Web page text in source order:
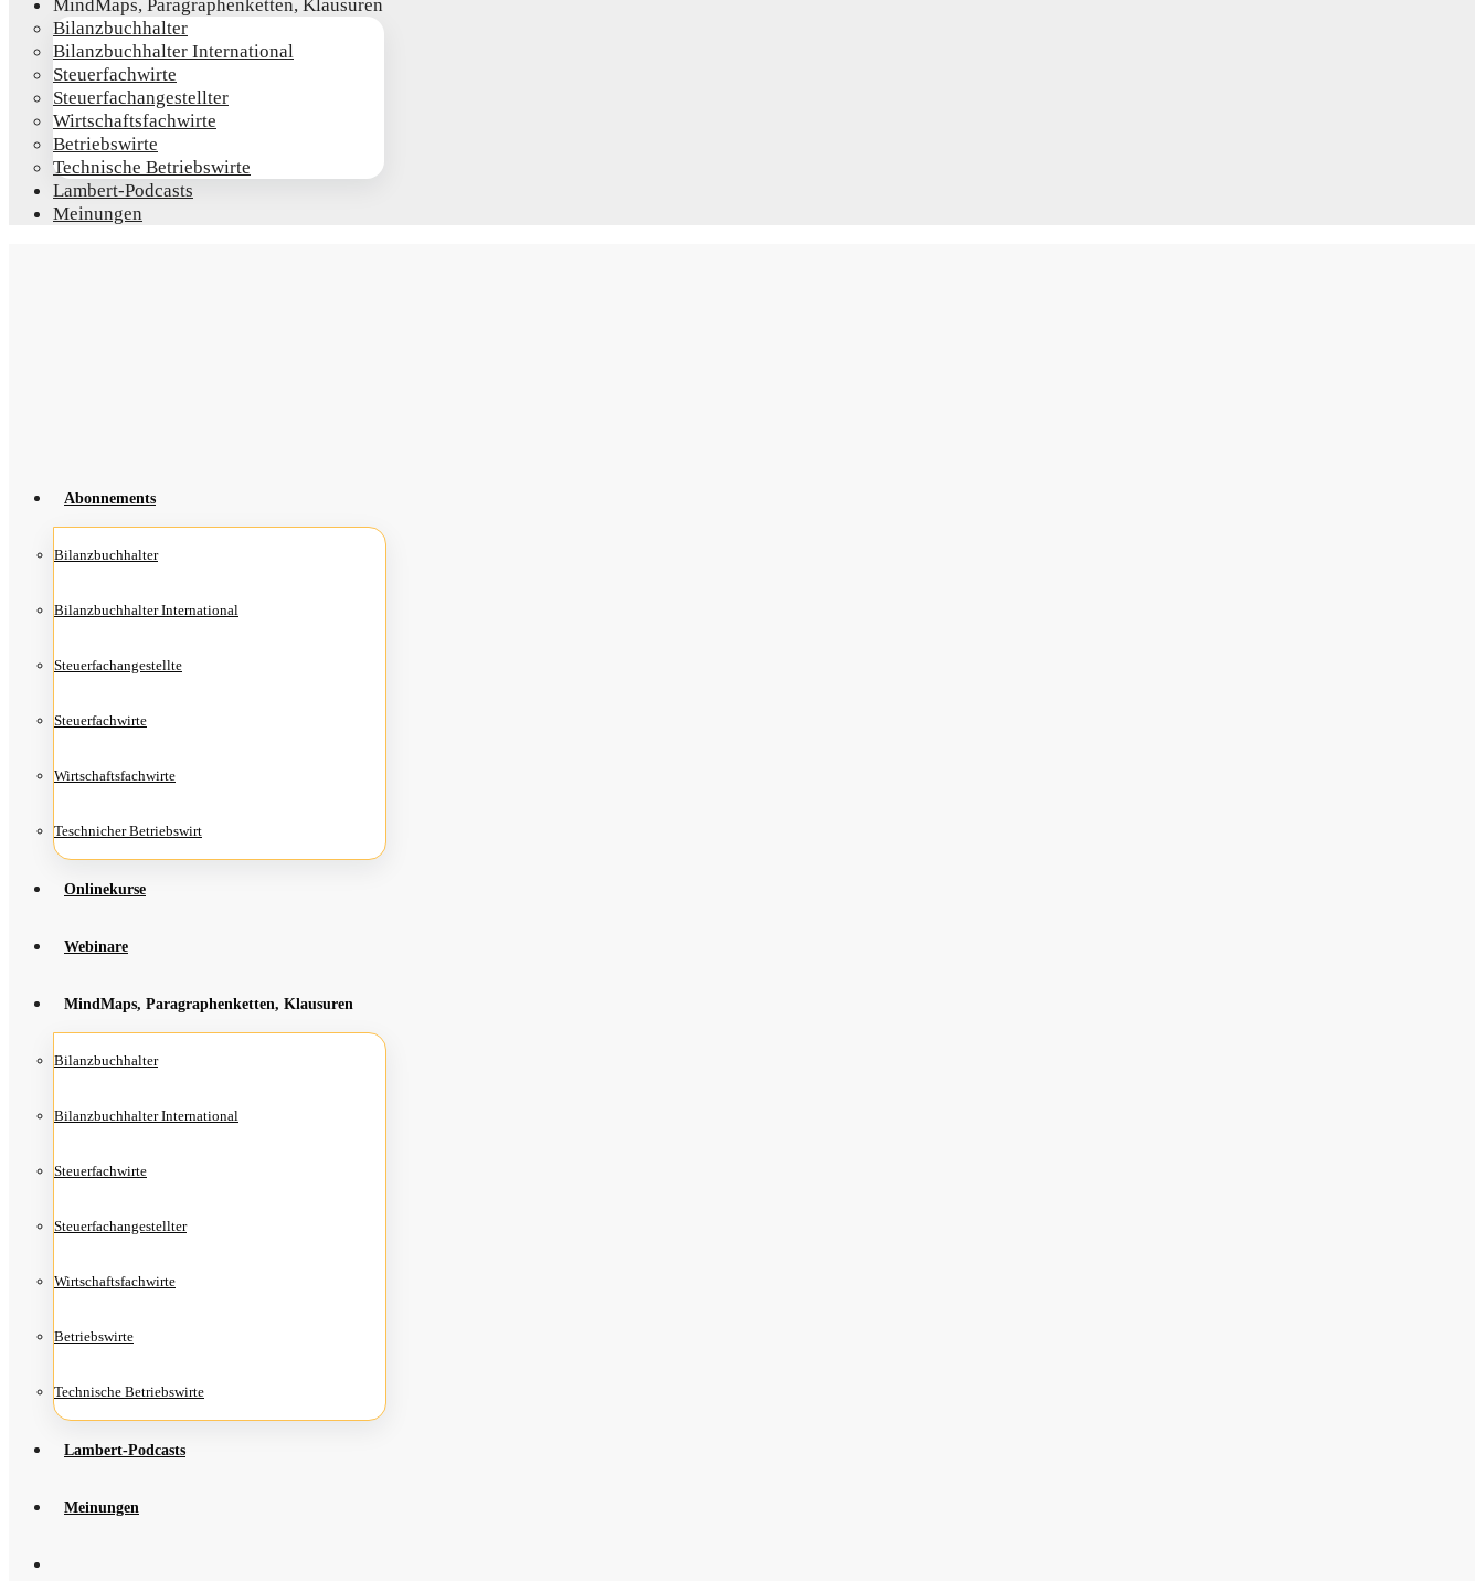
Mind­Maps, Para­gra­phen­ket­ten, Klausuren
Bilanz­buch­hal­ter
Bilanz­buch­hal­ter International
Steu­er­fach­wir­te
Steu­er­fach­an­ge­stell­ter
Wirt­schafts­fach­wir­te
Betriebs­wir­te
Tech­ni­sche Betriebswirte
Lam­­bert-Pod­­casts
Mei­nun­gen
Abon­ne­ments
Bilanz­buch­hal­ter
Bilanz­buch­hal­ter International
Steu­er­fach­an­ge­stell­te
Steu­er­fach­wir­te
Wirt­schafts­fach­wir­te
Teschni­cher Betriebswirt
Online­kur­se
Web­i­na­re
Mind­Maps, Para­gra­phen­ket­ten, Klausuren
Bilanz­buch­hal­ter
Bilanz­buch­hal­ter International
Steu­er­fach­wir­te
Steu­er­fach­an­ge­stell­ter
Wirt­schafts­fach­wir­te
Betriebs­wir­te
Tech­ni­sche Betriebswirte
Lam­­bert-Pod­­casts
Mei­nun­gen